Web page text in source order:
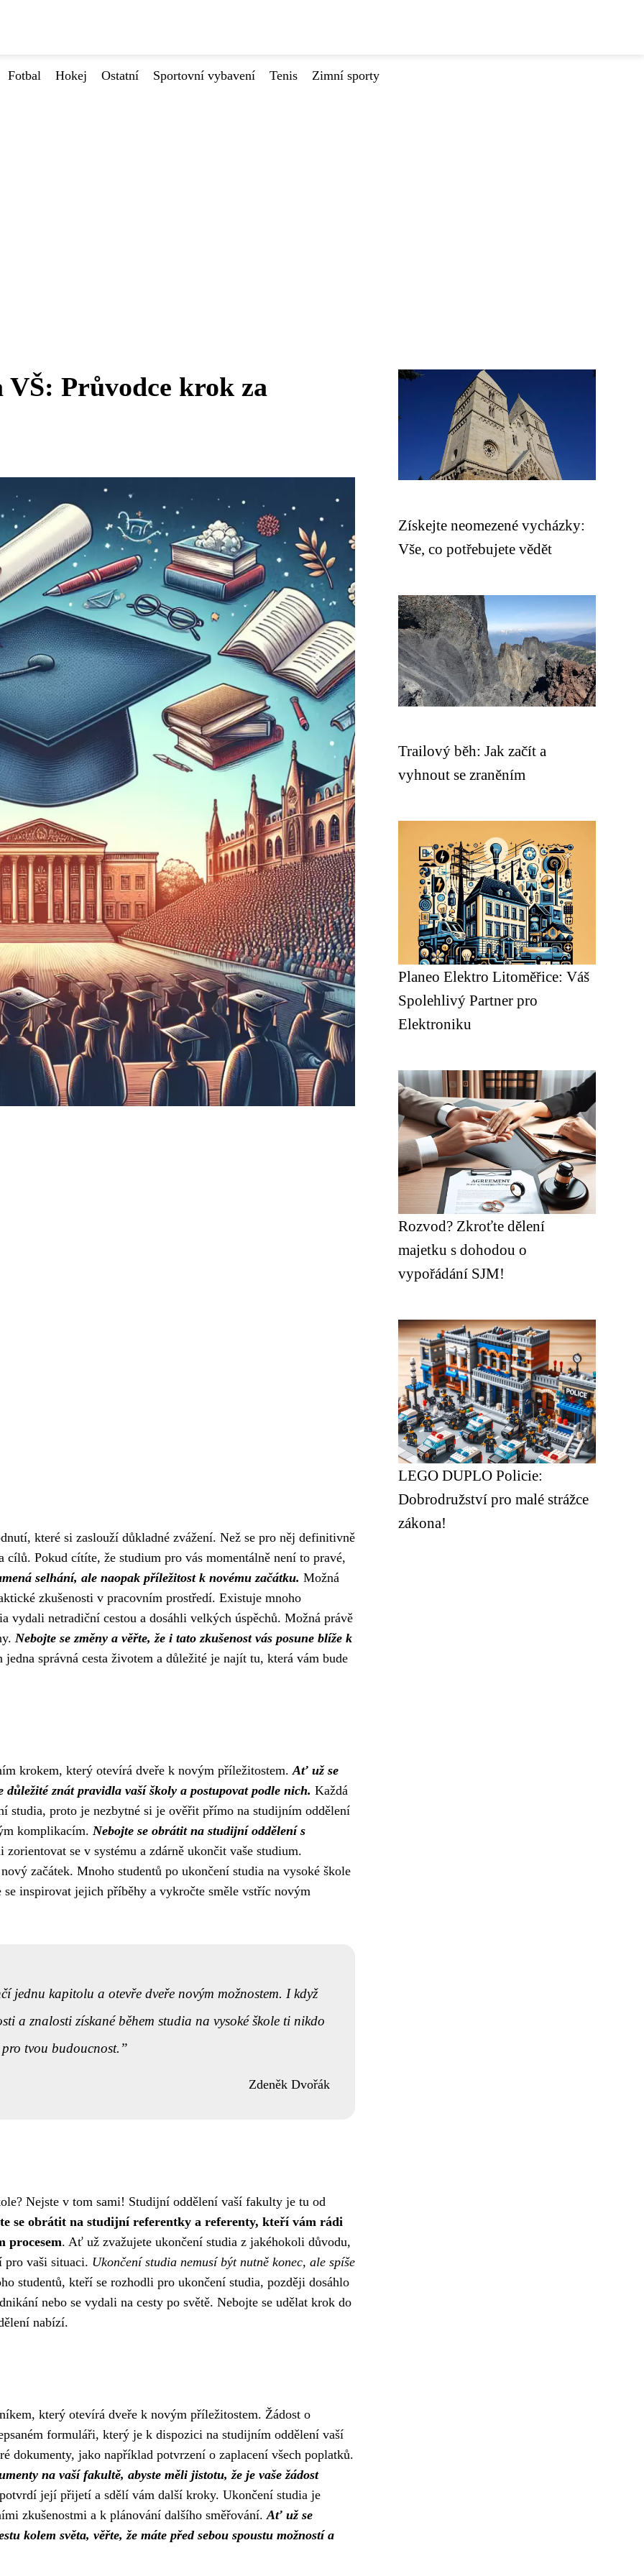
Fotbal Hokej Ostatní Sportovní vybavení Tenis Zimní sporty
Průvodce krok za
které si zaslouží důkladné zvážení. Než se pro něj definitivně
cílů. Pokud cítíte, že studium pro vás momentálně není to pravé,
selhání, ale naopak příležitost k novému začátku. Možná
zkušenosti v pracovním prostředí. Existuje mnoho
netradiční cestou a dosáhli velkých úspěchů. Možná právě
Nebojte se změny a věřte, že i tato zkušenost vás posune blíže k
správná cesta životem a důležité je najít tu, která vám bude
krokem, který otevírá dveře k novým příležitostem.Ať už se
znát pravidla vaší školy a postupovat podle nich. Každá
studia, proto je nezbytné si je ověřit přímo na studijním oddělení
komplikacím. Nebojte se obrátit na studijní oddělení s
se v systému a zdárně ukončit vaše studium.
začátek. Mnoho studentů po ukončení studia na vysoké škole
inspirovat jejich příběhy a vykročte směle vstříc novým
jednu kapitolu a otevře dveře novým možnostem. I když
a znalosti získané během studia na vysoké škole ti nikdo
pro tvou budoucnost.
Zdeněk Dvořák
Nejste v tom sami! Studijní oddělení vaší fakulty je tu od
se obrátit na studijní referentky a referenty, kteří vám rádi
procesem. Ať už zvažujete ukončení studia z jakéhokoli důvodu,
pro vaši situaci. Ukončení studia nemusí být nutně konec, ale spíše
studentů, kteří se rozhodli pro ukončení studia, později dosáhlo
nebo se vydali na cesty po světě. Nebojte se udělat krok do
nabízí.
který otevírá dveře k novým příležitostem. Žádost o
formuláři, který je k dispozici na studijním oddělení vaší
dokumenty, jako například potvrzení o zaplacení všech poplatků.
na vaší fakultě, abyste měli jistotu, že je vaše žádost
její přijetí a sdělí vám další kroky. Ukončení studia je
zkušenostmi a k plánování dalšího směřování.Ať už se
kolem světa, věřte, že máte před sebou spoustu možností a
Získejte neomezené vycházky:
Vše, co potřebujete vědět
Trailový běh: Jak začít a
vyhnout se zraněním
Planeo Elektro Litoměřice: Váš
Spolehlivý Partner pro
Elektroniku
Rozvod? Zkroťte dělení
majetku s dohodou o
vypořádání SJM!
LEGO DUPLO Policie:
Dobrodružství pro malé strážce
zákona!